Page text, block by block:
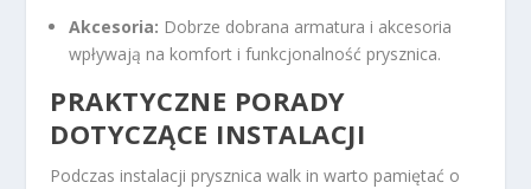
Akcesoria: Dobrze dobrana armatura i akcesoria
wpływają na komfort i funkcjonalność prysznica.
PRAKTYCZNE PORADY
DOTYCZĄCE INSTALACJI
Podczas instalacji prysznica walk in warto pamiętać o